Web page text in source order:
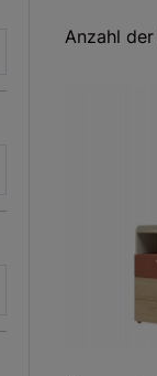
Anzahl